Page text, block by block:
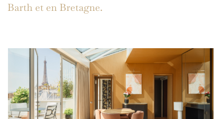
Barth et en Bretagne.